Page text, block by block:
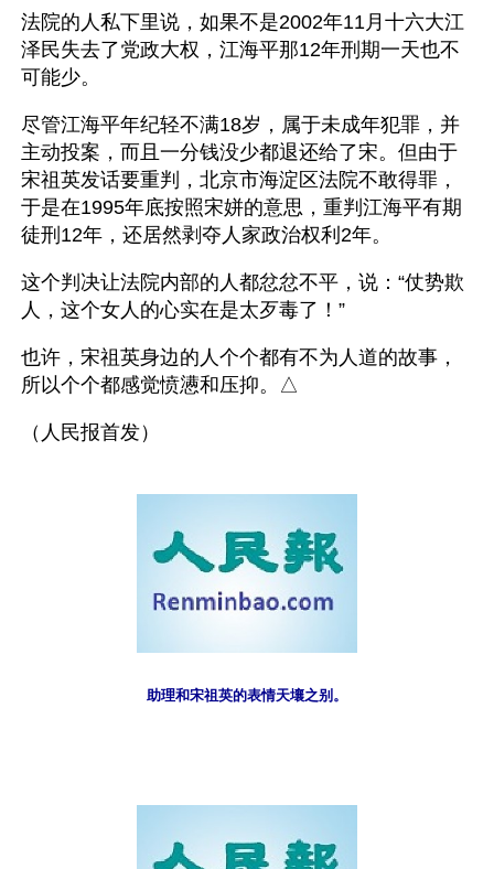
法院的人私下里说，如果不是2002年11月十六大江
泽民失去了党政大权，江海平那12年刑期一天也不
可能少。
尽管江海平年纪轻不满18岁，属于未成年犯罪，并
主动投案，而且一分钱没少都退还给了宋。但由于
宋祖英发话要重判，北京市海淀区法院不敢得罪，
于是在1995年底按照宋姘的意思，重判江海平有期
徒刑12年，还居然剥夺人家政治权利2年。
这个判决让法院内部的人都忿忿不平，说：“仗势欺
人，这个女人的心实在是太歹毒了！”
也许，宋祖英身边的人个个都有不为人道的故事，
所以个个都感觉愤懑和压抑。△
（人民报首发）
助理和宋祖英的表情天壤之别。